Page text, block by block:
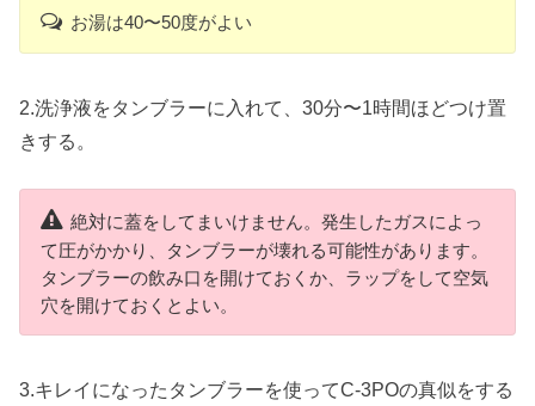
お湯は40〜50度がよい
2.洗浄液をタンブラーに入れて、30分〜1時間ほどつけ置
きする。
絶対に蓋をしてまいけません。発生したガスによっ
て圧がかかり、タンブラーが壊れる可能性があります。
タンブラーの飲み口を開けておくか、ラップをして空気
穴を開けておくとよい。
3.キレイになったタンブラーを使ってC-3POの真似をする